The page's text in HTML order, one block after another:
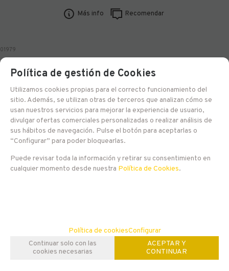
Más info Recomendar
01979
Saint Feuillien GRAND CRU
EN STOCK Entrega 24/48 h
3,30
Familias relacionadas
Bélgica Estilo Belga Blonde
Política de gestión de Cookies
Utilizamos cookies propias para el correcto funcionamiento del
sitio. Además, se utilizan otras de terceros que analizan cómo se
usan nuestros servicios para mejorar la experiencia de usuario,
divulgar ofertas comerciales personalizadas o realizar análisis de
sus hábitos de navegación. Pulse el botón para aceptarlas o
“Configurar” para poder bloquearlas.
Puede revisar toda la información y retirar su consentimiento en
cualquier momento desde nuestra Política de Cookies.
Política de cookiesConfigurar
Continuar solo con las
cookies necesarias
ACEPTAR Y
CONTINUAR